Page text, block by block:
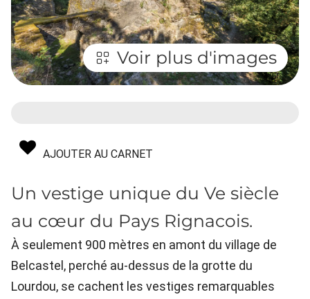
Voir plus d'images
AJOUTER AU CARNET
Un vestige unique du Ve siècle
au cœur du Pays Rignacois.
À seulement 900 mètres en amont du village de
Belcastel, perché au-dessus de la grotte du
Lourdou, se cachent les vestiges remarquables